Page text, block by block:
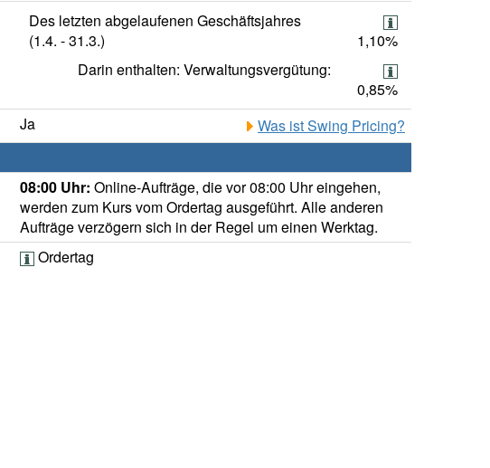
Des letzten abgelaufenen Geschäftsjahres
(1.4. - 31.3.)
1,10%
Darin enthalten: Verwaltungsvergütung:
0,85%
Ja
Was ist Swing Pricing?
08:00 Uhr: Online-Aufträge, die vor 08:00 Uhr eingehen,
werden zum Kurs vom Ordertag ausgeführt. Alle anderen
Aufträge verzögern sich in der Regel um einen Werktag.
Ordertag